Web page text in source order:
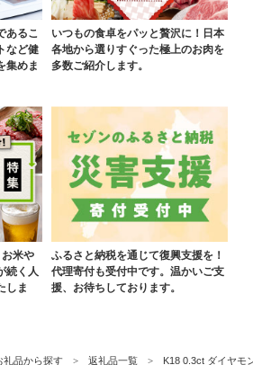
あるこ
など健
集めま
いつもの食卓をパッと贅沢に！日本
各地から選りすぐった極上のお肉を
多数ご紹介します。
米や
続く人
しま
ふるさと納税を通じて復興支援を！
代理寄付も受付中です。温かいご支
援、お待ちしております。
礼品から探す 返礼品一覧 K18 0.3ct ダイヤモ